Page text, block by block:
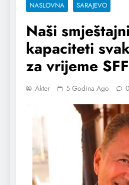
NASLOVNA
SARAJEVO
Naši smještajni
kapaciteti
za vrijeme
Akter 5 Godina Ago 0